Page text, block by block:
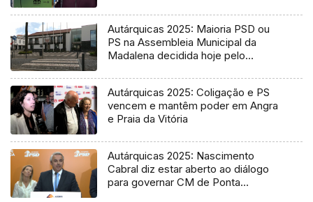
Autárquicas 2025: Maioria PSD ou
PS na Assembleia Municipal da
Madalena decidida hoje pelo
Autárquicas 2025: Coligação e PS
vencem e mantêm poder em Angra
e Praia da Vitória
Autárquicas 2025: Nascimento
Cabral diz estar aberto ao diálogo
para governar CM de Ponta